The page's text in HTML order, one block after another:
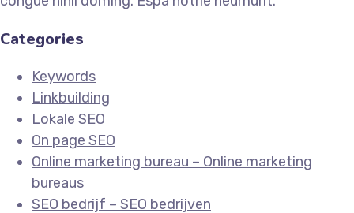
Categories
Keywords
Linkbuilding
Lokale SEO
On page SEO
Online marketing bureau – Online marketing
bureaus
SEO bedrijf – SEO bedrijven